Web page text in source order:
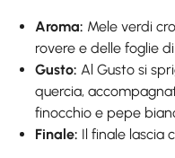
Aroma: Mele verdi
rovere e delle foglie di
Gusto: Al Gusto si
quercia,
finocchio e pepe
Finale: Il finale lascia